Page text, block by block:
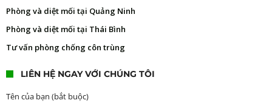
Phòng và diệt mối tại Quảng Ninh
Phòng và diệt mối tại Thái Bình
Tư vấn phòng chống côn trùng
LIÊN HỆ NGAY VỚI CHÚNG TÔI
Tên của bạn (bắt buộc)